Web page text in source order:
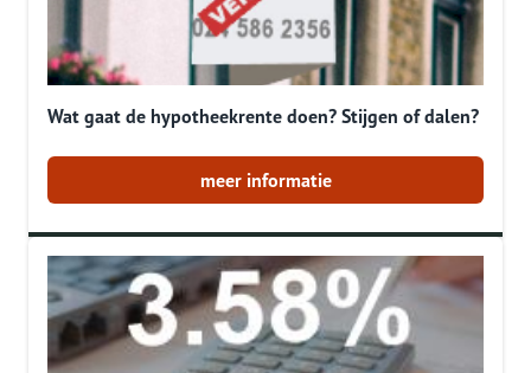
Wat gaat de hypotheekrente doen? Stijgen of dalen?
meer informatie